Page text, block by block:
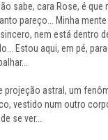
sabe, cara Rose, é que
pareço... Minha
nem está dentro
Estou aqui, em pé,
projeção astral, um
vestido num outro
se ver...